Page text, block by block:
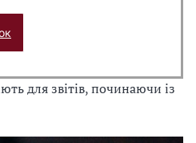
для звітів, починаючи із